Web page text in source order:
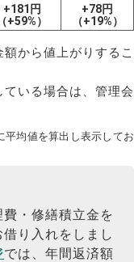
+181円
（+59%）
+78円
（+19%）
から値上がりするこ
いる場合は、管理会
均値を算出し表示してお
・修繕積立金を
り入れをしまし
では、年間返済額